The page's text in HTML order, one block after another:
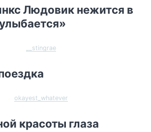
Людовик нежится в
__stingrae
okayest_whatever
красоты глаза